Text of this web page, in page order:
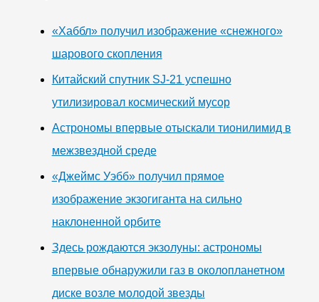
«Хаббл» получил изображение «снежного»
шарового скопления
Китайский спутник SJ-21 успешно
утилизировал космический мусор
Астрономы впервые отыскали тионилимид в
межзвездной среде
«Джеймс Уэбб» получил прямое
изображение экзогиганта на сильно
наклоненной орбите
Здесь рождаются экзолуны: астрономы
впервые обнаружили газ в околопланетном
диске возле молодой звезды